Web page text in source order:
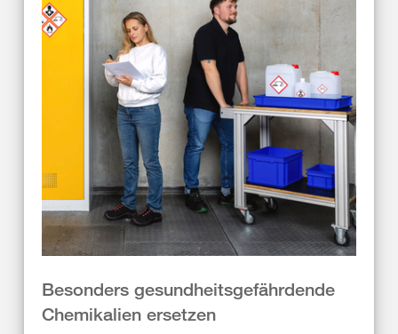
Besonders gesundheitsgefährdende
Chemikalien ersetzen